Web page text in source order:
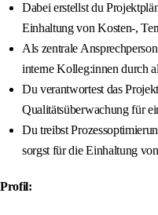
Dabei erstellst du
Einhaltung von Kosten-,
Als zentrale
interne Kolleg:innen durch
Du verantwortest das
Qualitätsüberwachung für
Du treibst
sorgst für die Einhaltung
Profil: